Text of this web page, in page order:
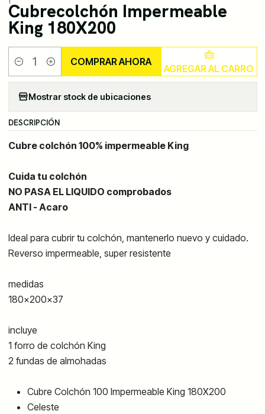
Cubrecolchón Impermeable
King 180X200
Cantidad AGREGAR AL CARRO
COMPRAR AHORA
Mostrar stock de ubicaciones
DESCRIPCIÓN
Cubre colchón 100% impermeable King
Cuida tu colchón
NO PASA EL LIQUIDO comprobados
ANTI - Acaro
Ideal para cubrir tu colchón, mantenerlo nuevo y cuidado.
Reverso impermeable, super resistente
medidas
180x200x37
incluye
1 forro de colchón King
2 fundas de almohadas
Cubre Colchón 100 Impermeable King 180X200
Celeste